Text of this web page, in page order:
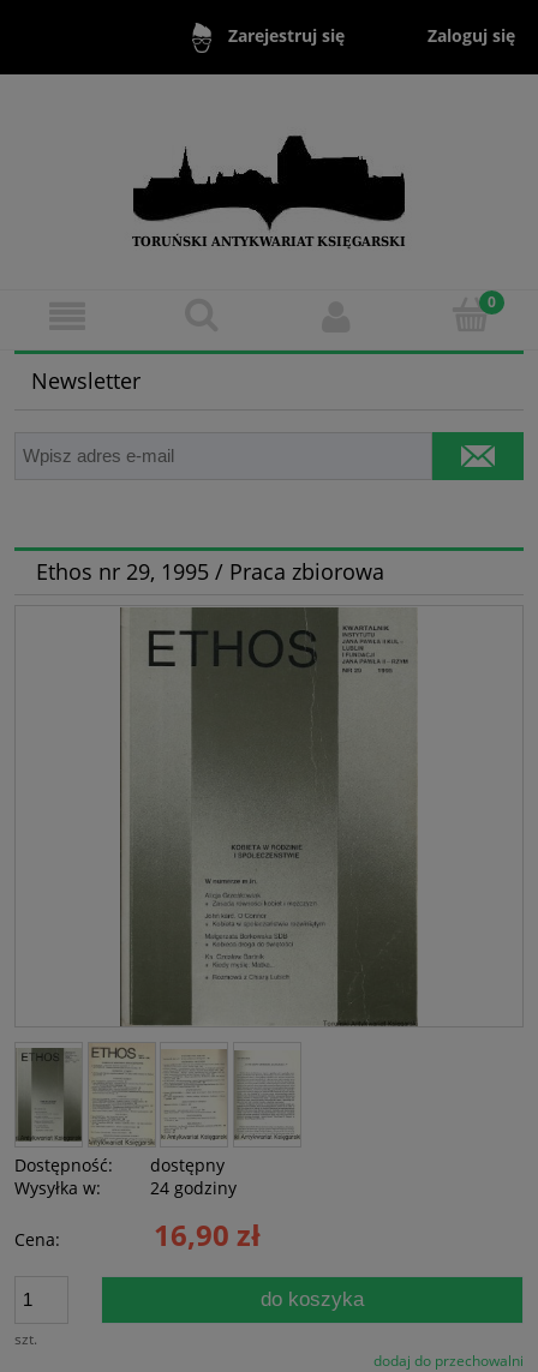
Zarejestruj się Zaloguj się
Newsletter
Ethos nr 29, 1995 / Praca zbiorowa
Dostępność:
dostępny
Wysyłka w:
24 godziny
Cena: 16,90 zł
szt.
do koszyka
dodaj do przechowalni